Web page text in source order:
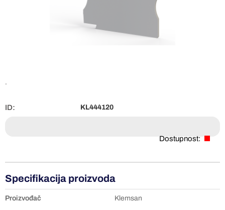
.
ID: KL444120
Dostupnost:
Specifikacija proizvoda
Proizvođač Klemsan